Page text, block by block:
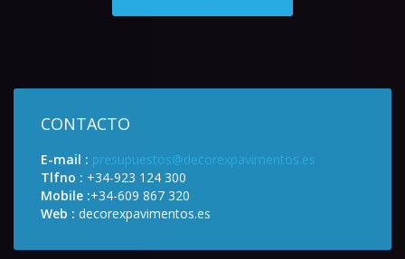
CONTACTO
E-mail : presupuestos@decorexpavimentos.es
Tlfno : +34-923 124 300
Mobile :+34-609 867 320
Web : decorexpavimentos.es